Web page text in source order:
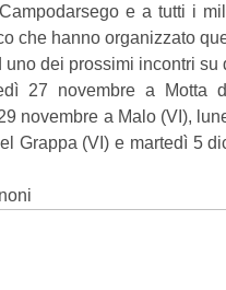
e a tutti i
che hanno organizzato
uno dei prossimi incontri su
27 novembre a Motta
novembre a Malo (VI),
Grappa (VI) e martedì 5